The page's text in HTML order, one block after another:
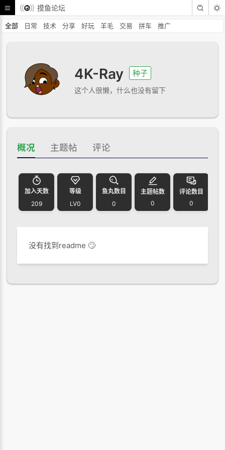
摸鱼论坛
全部 日常 技术 分享 好玩 羊毛 交易 拼车 推广
4K-Ray 种子
这个人很懒，什么也没有留下
概况 主题帖 评论
加入天数
209
等级
LV0
鱼丸数目
0
主题帖数
0
评论数目
0
没有找到readme 🙄